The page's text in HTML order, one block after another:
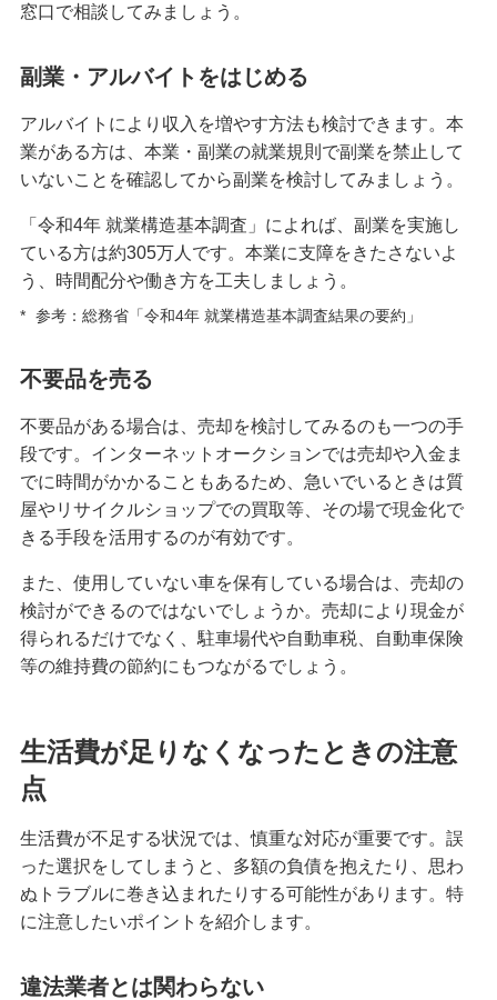
カードローンの審査に通らない7つの理由！対処法
即日融資が可能なおすすめカードローンとは？借
入や審査の時間を短縮する方法も紹介
カードローンを金利年18.0％で借りたときの利息
カードローンの増額申請の方法は？申込や審査の
ポイント、注意点を解説
齢制限や審査項目・条件も解説
カードローンで1ヵ月だけ借りるメリット・注意点
は？利息を抑えるポイントも解説
カードローン利用は住宅ローン審査に影響する？
申込前に確認するポイントを解説
カードローンの繰上返済とは？メリットや具体的
な返済方法を解説
カードローンには手数料がかかる？発生のタイミ
カードローンの申込手順とは？手続きの流れや借
カードローンを返済しないとどうなる？延滞のリ
スクや防止対策を解説
カードローンで追加融資は可能？利用限度額の仕
窓口で相談してみましょう。
副業・アルバイトをはじめる
アルバイトにより収入を増やす方法も検討できます。本
業がある方は、本業・副業の就業規則で副業を禁止して
いないことを確認してから副業を検討してみましょう。
「令和4年 就業構造基本調査」によれば、副業を実施し
ている方は約305万人です。本業に支障をきたさないよ
う、時間配分や働き方を工夫しましょう。
* 参考：総務省「令和4年 就業構造基本調査結果の要約」
不要品を売る
不要品がある場合は、売却を検討してみるのも一つの手
段です。インターネットオークションでは売却や入金ま
でに時間がかかることもあるため、急いでいるときは質
屋やリサイクルショップでの買取等、その場で現金化で
きる手段を活用するのが有効です。
また、使用していない車を保有している場合は、売却の
検討ができるのではないでしょうか。売却により現金が
得られるだけでなく、駐車場代や自動車税、自動車保険
等の維持費の節約にもつながるでしょう。
生活費が足りなくなったときの注意
点
生活費が不足する状況では、慎重な対応が重要です。誤
った選択をしてしまうと、多額の負債を抱えたり、思わ
ぬトラブルに巻き込まれたりする可能性があります。特
に注意したいポイントを紹介します。
違法業者とは関わらない